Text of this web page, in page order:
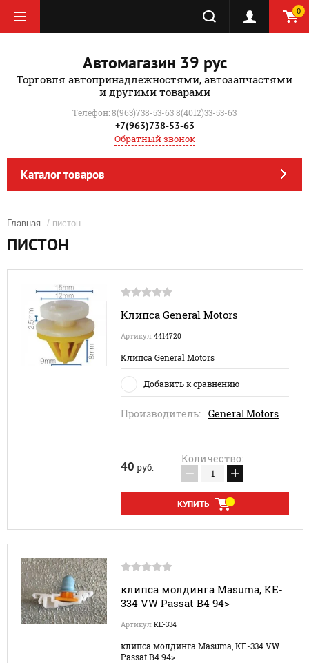
0
Автомагазин 39 рус
Торговля автопринадлежностями, автозапчастями
и другими товарами
Телефон: 8(963)738-53-63 8(4012)33-53-63
+7(963)738-53-63
Обратный звонок
Каталог товаров
Главная / пистон
ПИСТОН
Клипса General Motors
Артикул:4414720
Клипса General Motors
Добавить к сравнению
Производитель: General Motors
40 руб.
Количество:
− +
КУПИТЬ
клипса молдинга Masuma, KE-
334 VW Passat B4 94>
Артикул:KE-334
клипса молдинга Masuma, KE-334 VW
Passat B4 94>